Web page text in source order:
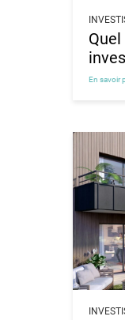
En savoir